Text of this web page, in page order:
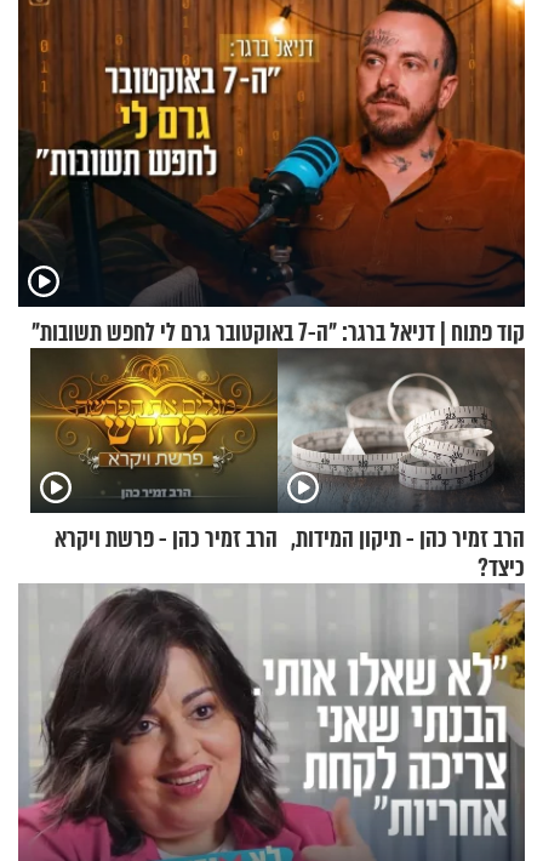
קוד פתוח | דניאל ברגר: "ה-7 באוקטובר גרם לי לחפש תשובות"
הרב זמיר כהן - תיקון המידות,
כיצד?
הרב זמיר כהן - פרשת ויקרא